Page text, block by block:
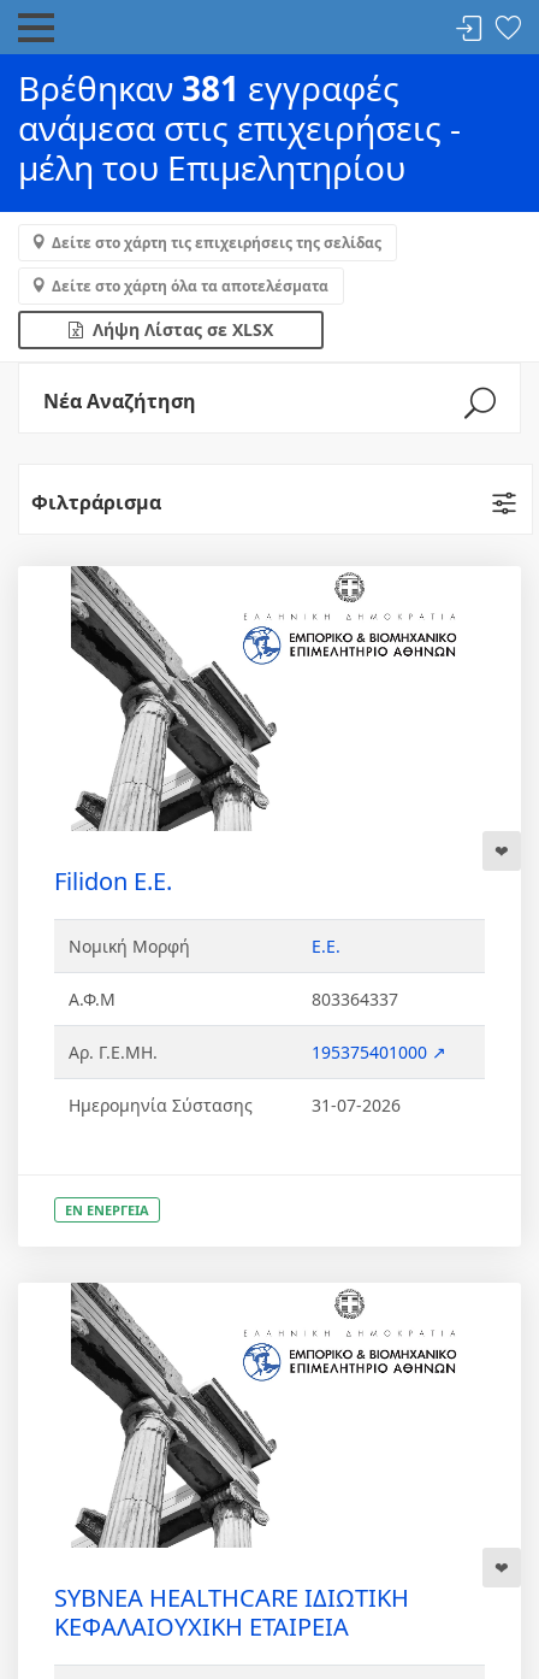
Βρέθηκαν 381 εγγραφές
ανάμεσα στις επιχειρήσεις -
μέλη του Επιμελητηρίου
Δείτε στο χάρτη τις επιχειρήσεις της σελίδας
Δείτε στο χάρτη όλα τα αποτελέσματα
Λήψη Λίστας σε XLSX
Νέα Αναζήτηση
Φιλτράρισμα
Filidon Ε.Ε.
Νομική Μορφή Ε.Ε.
Α.Φ.Μ 803364337
Αρ. Γ.Ε.ΜΗ. 195375401000 ↗
Ημερομηνία Σύστασης 31-07-2026
ΕΝ ΕΝΕΡΓΕΙΑ
SYBNEA HEALTHCARE ΙΔΙΩΤΙΚΗ
ΚΕΦΑΛΑΙΟΥΧΙΚΗ ΕΤΑΙΡΕΙΑ